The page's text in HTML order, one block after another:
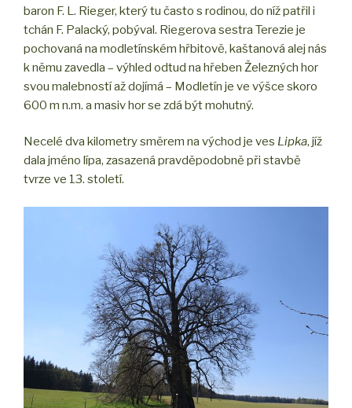
baron F. L. Rieger, který tu často s rodinou, do níž patřil i
tchán F. Palacký, pobýval. Riegerova sestra Terezie je
pochovaná na modletínském hřbitově, kaštanová alej nás
k němu zavedla – výhled odtud na hřeben Železných hor
svou malebností až dojímá – Modletín je ve výšce skoro
600 m n.m. a masiv hor se zdá být mohutný.
Necelé dva kilometry směrem na východ je ves Lipka, jíž
dala jméno lípa, zasazená pravděpodobně při stavbě
tvrze ve 13. století.